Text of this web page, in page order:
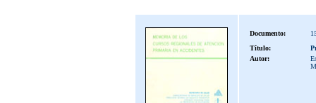
Documento:
Título:
Autor: